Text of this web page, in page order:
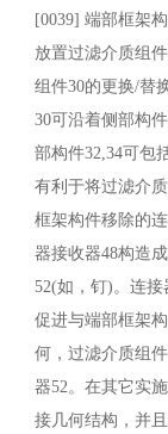
[0039] 端部框架
放置过滤介质组
组件30的更换/替
30可沿着侧部构
部构件32,34可包
有利于将过滤介
框架构件移除的
器接收器48构造
52(如，钉)。连
促进与端部框架
何，过滤介质组
器52。在其它实
接几何结构，并